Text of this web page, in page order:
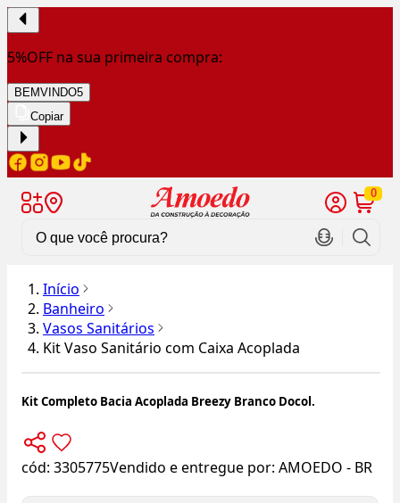
5%OFF na sua primeira compra:
BEMVINDO5
Copiar
0
Início
Banheiro
Vasos Sanitários
Kit Vaso Sanitário com Caixa Acoplada
Kit Completo Bacia Acoplada Breezy Branco Docol.
cód: 3305775Vendido e entregue por: AMOEDO - BR